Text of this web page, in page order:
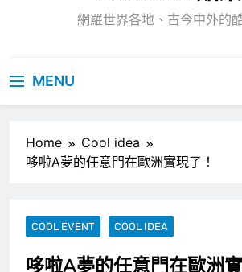
網羅世界各地、古今中外的
MENU
Home
Cool idea
哆啦A夢的任意門在歐洲實現了！
COOL EVENT COOL IDEA
哆啦A夢的任意門在歐洲